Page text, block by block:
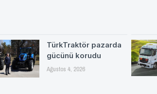
TürkTraktör pazarda
gücünü korudu
Ağustos 4, 2026